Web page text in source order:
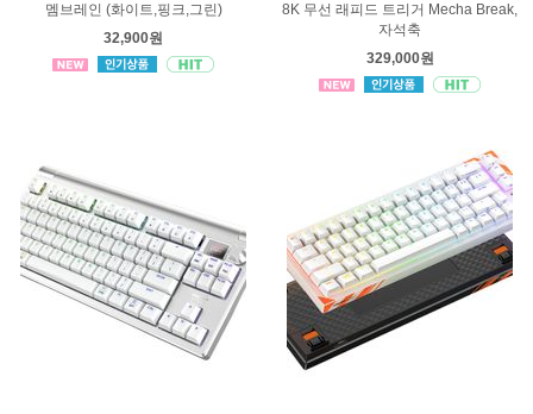
멤브레인 (화이트,핑크,그린)
32,900원
8K 무선 래피드 트리거 Mecha Break,
자석축
329,000원